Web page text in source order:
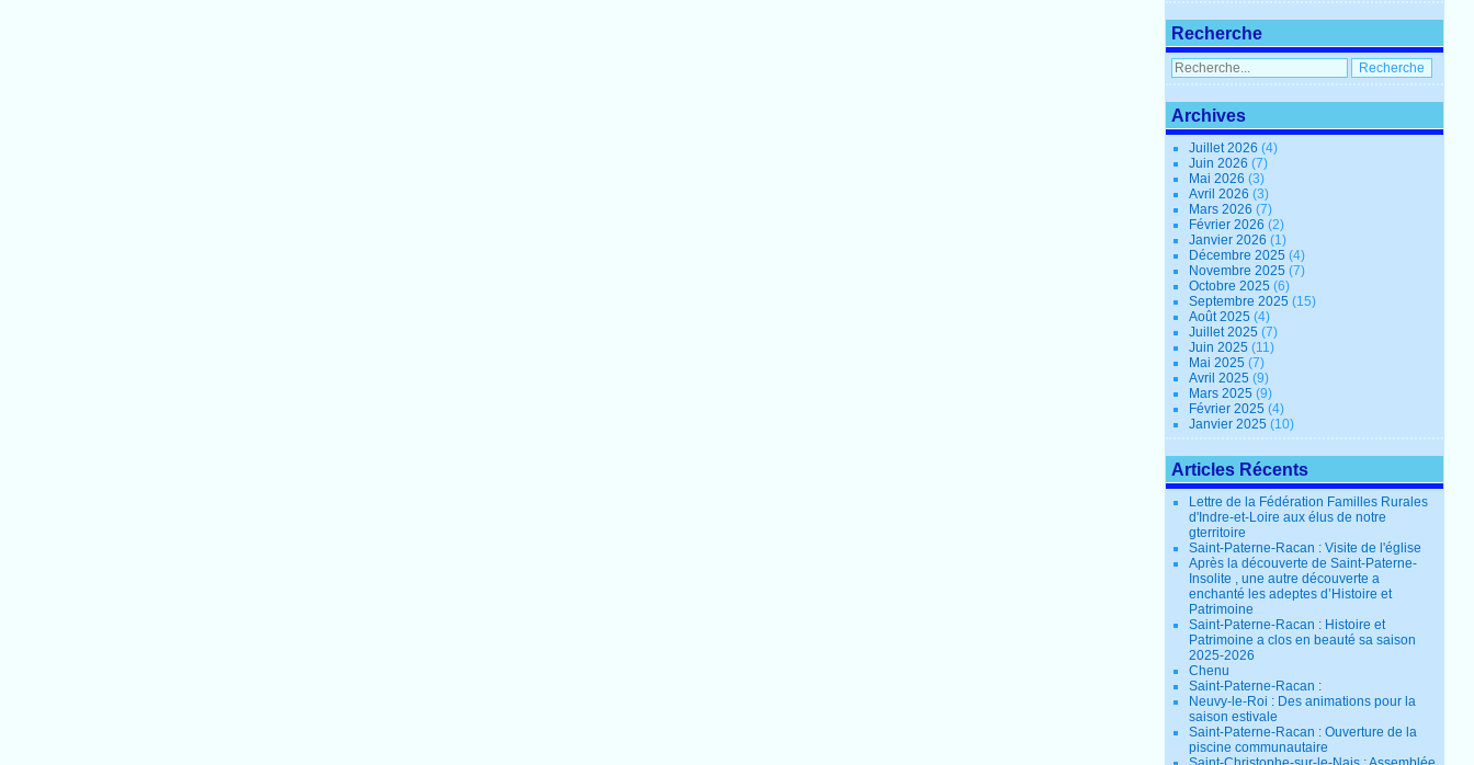
Recherche
Archives
Juillet 2026(4)
Juin 2026(7)
Mai 2026(3)
Avril 2026(3)
Mars 2026(7)
Février 2026(2)
Janvier 2026(1)
Décembre 2025(4)
Novembre 2025(7)
Octobre 2025(6)
Septembre 2025(15)
Août 2025(4)
Juillet 2025(7)
Juin 2025(11)
Mai 2025(7)
Avril 2025(9)
Mars 2025(9)
Février 2025(4)
Janvier 2025(10)
Articles Récents
Lettre de la Fédération Familles Rurales
d'Indre-et-Loire aux élus de notre
gterritoire
Saint-Paterne-Racan : Visite de l'église
Après la découverte de Saint-Paterne-
Insolite , une autre découverte a
enchanté les adeptes d’Histoire et
Patrimoine
Saint-Paterne-Racan : Histoire et
Patrimoine a clos en beauté sa saison
2025-2026
Chenu
Saint-Paterne-Racan :
Neuvy-le-Roi : Des animations pour la
saison estivale
Saint-Paterne-Racan : Ouverture de la
piscine communautaire